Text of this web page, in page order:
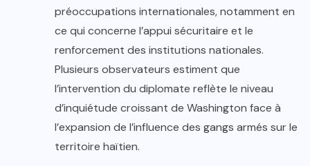
préoccupations internationales, notamment en
ce qui concerne l’appui sécuritaire et le
renforcement des institutions nationales.
Plusieurs observateurs estiment que
l’intervention du diplomate reflète le niveau
d’inquiétude croissant de Washington face à
l’expansion de l’influence des gangs armés sur le
territoire haïtien.